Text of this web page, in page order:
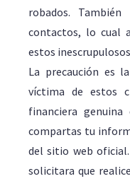
robados.
contactos, lo cual
estos
La precaución es
víctima de estos
financiera genuina
compartas tu
del sitio web
solicitara que